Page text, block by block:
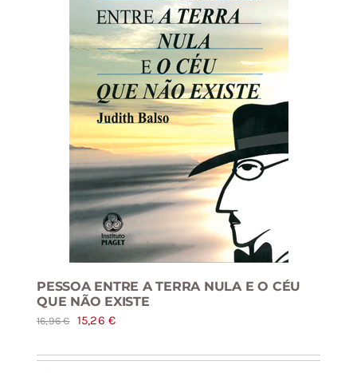
PESSOA ENTRE A TERRA NULA E O CÉU
QUE NÃO EXISTE
16,96€
O
original
15,26€O
atual